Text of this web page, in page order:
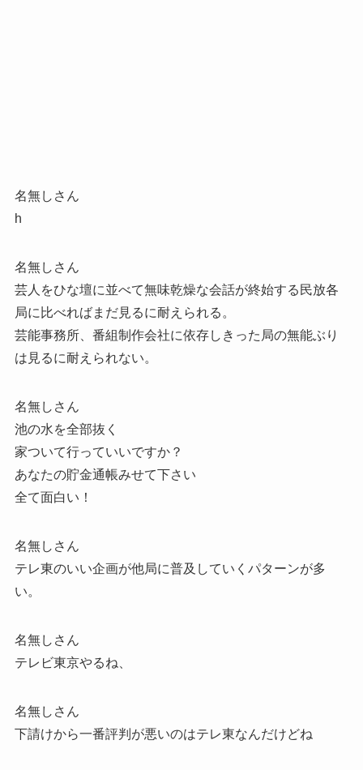
名無しさん
h
名無しさん
芸人をひな壇に並べて無味乾燥な会話が終始する民放各
局に比べればまだ見るに耐えられる。
芸能事務所、番組制作会社に依存しきった局の無能ぶり
は見るに耐えられない。
名無しさん
池の水を全部抜く
家ついて行っていいですか？
あなたの貯金通帳みせて下さい
全て面白い！
名無しさん
テレ東のいい企画が他局に普及していくパターンが多
い。
名無しさん
テレビ東京やるね、
名無しさん
下請けから一番評判が悪いのはテレ東なんだけどね